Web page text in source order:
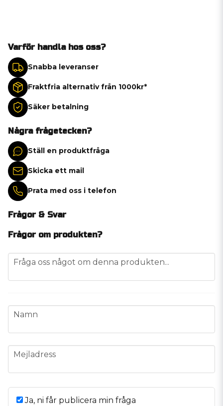
Varför handla hos oss?
Snabba leveranser
Fraktfria alternativ från 1000kr*
Säker betalning
Några frågetecken?
Ställ en produktfråga
Skicka ett mail
Prata med oss i telefon
Frågor & Svar
Frågor om produkten?
question
Fråga oss något om denna produkten...
name
Namn
email
Mejladress
Ja, ni får publicera min fråga